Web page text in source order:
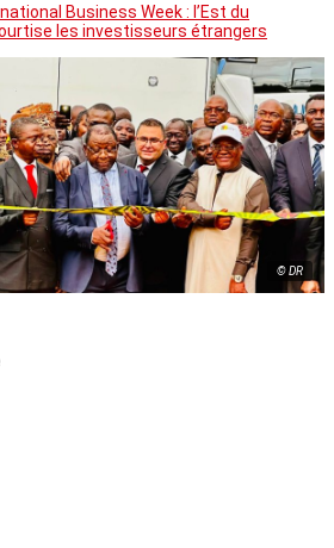
Business Week : l’Est du
les investisseurs étrangers
© DR